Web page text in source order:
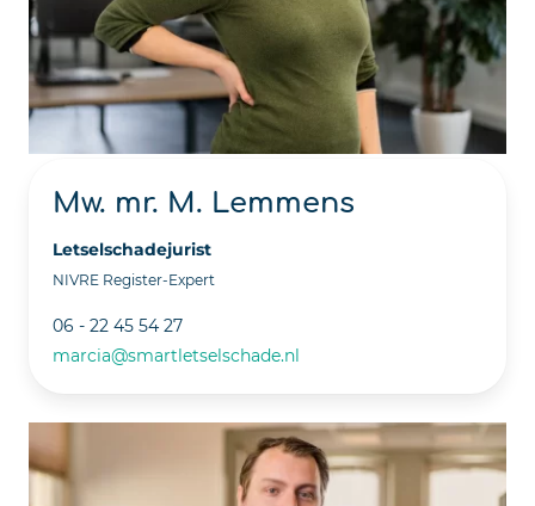
Mw. mr. M. Lemmens
Letselschadejurist
NIVRE Register-Expert
06 - 22 45 54 27
marcia@smartletselschade.nl